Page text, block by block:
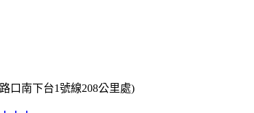
口南下台1號線208公里處)